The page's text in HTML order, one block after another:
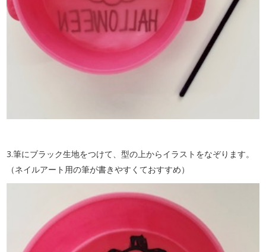
3.筆にブラック生地をつけて、型の上からイラストをなぞります。
（ネイルアート用の筆が書きやすくておすすめ）